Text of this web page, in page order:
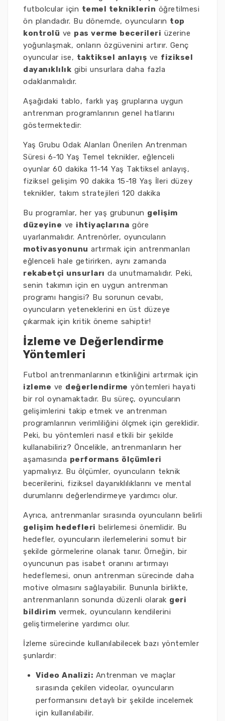
futbolcular için temel tekniklerin öğretilmesi
ön plandadır. Bu dönemde, oyuncuların top
kontrolü ve pas verme becerileri üzerine
yoğunlaşmak, onların özgüvenini artırır. Genç
oyuncular ise, taktiksel anlayış ve fiziksel
dayanıklılık gibi unsurlara daha fazla
odaklanmalıdır.
Aşağıdaki tablo, farklı yaş gruplarına uygun
antrenman programlarının genel hatlarını
göstermektedir:
Yaş Grubu Odak Alanları Önerilen Antrenman
Süresi 6-10 Yaş Temel teknikler, eğlenceli
oyunlar 60 dakika 11-14 Yaş Taktiksel anlayış,
fiziksel gelişim 90 dakika 15-18 Yaş İleri düzey
teknikler, takım stratejileri 120 dakika
Bu programlar, her yaş grubunun gelişim
düzeyine ve ihtiyaçlarına göre
uyarlanmalıdır. Antrenörler, oyuncuların
motivasyonunu artırmak için antrenmanları
eğlenceli hale getirirken, aynı zamanda
rekabetçi unsurları da unutmamalıdır. Peki,
senin takımın için en uygun antrenman
programı hangisi? Bu sorunun cevabı,
oyuncuların yeteneklerini en üst düzeye
çıkarmak için kritik öneme sahiptir!
İzleme ve Değerlendirme
Yöntemleri
Futbol antrenmanlarının etkinliğini artırmak için
izleme ve değerlendirme yöntemleri hayati
bir rol oynamaktadır. Bu süreç, oyuncuların
gelişimlerini takip etmek ve antrenman
programlarının verimliliğini ölçmek için gereklidir.
Peki, bu yöntemleri nasıl etkili bir şekilde
kullanabiliriz? Öncelikle, antrenmanların her
aşamasında performans ölçümleri
yapmalıyız. Bu ölçümler, oyuncuların teknik
becerilerini, fiziksel dayanıklılıklarını ve mental
durumlarını değerlendirmeye yardımcı olur.
Ayrıca, antrenmanlar sırasında oyuncuların belirli
gelişim hedefleri belirlemesi önemlidir. Bu
hedefler, oyuncuların ilerlemelerini somut bir
şekilde görmelerine olanak tanır. Örneğin, bir
oyuncunun pas isabet oranını artırmayı
hedeflemesi, onun antrenman sürecinde daha
motive olmasını sağlayabilir. Bununla birlikte,
antrenmanların sonunda düzenli olarak geri
bildirim vermek, oyuncuların kendilerini
geliştirmelerine yardımcı olur.
İzleme sürecinde kullanılabilecek bazı yöntemler
şunlardır:
Video Analizi: Antrenman ve maçlar
sırasında çekilen videolar, oyuncuların
performansını detaylı bir şekilde incelemek
için kullanılabilir.